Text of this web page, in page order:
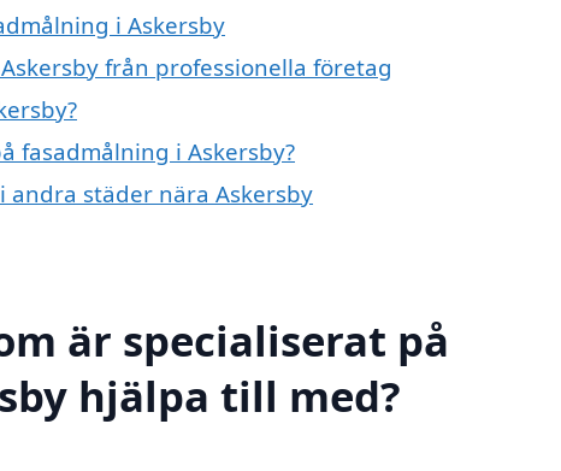
i Askersby
från professionella företag
fasadmålning i Askersby?
andra städer nära Askersby
är specialiserat på
hjälpa till med?